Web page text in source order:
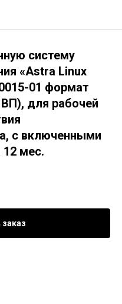
систему
«Astra Linux
01 формат
для рабочей
с включенными
12 мес.